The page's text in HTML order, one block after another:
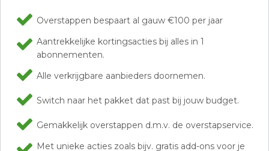
Overstappen bespaart al gauw €100 per jaar
Aantrekkelijke kortingsacties bij alles in 1
abonnementen.
Alle verkrijgbare aanbieders doornemen.
Switch naar het pakket dat past bij jouw budget.
Gemakkelijk overstappen d.m.v. de overstapservice.
Met unieke acties zoals bijv. gratis add-ons voor je